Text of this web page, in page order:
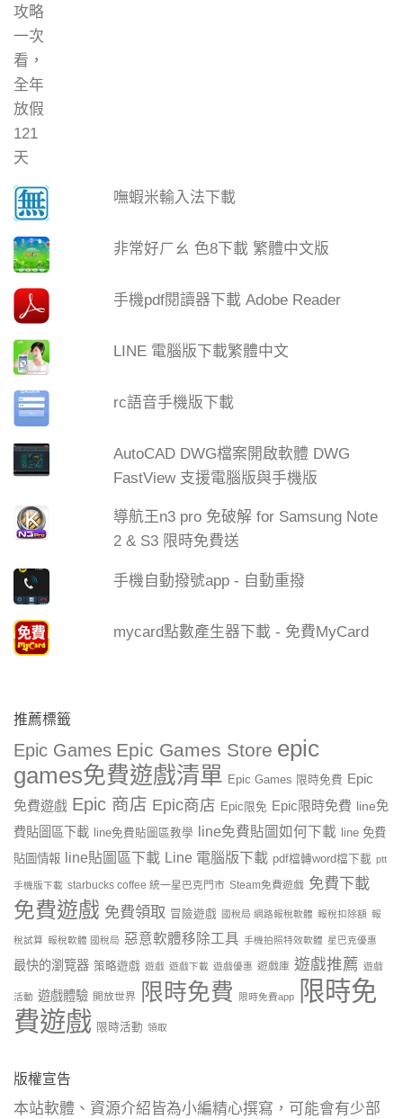
嘸蝦米輸入法下載
非常好ㄏㄠ 色8下載 繁體中文版
手機pdf閱讀器下載 Adobe Reader
LINE 電腦版下載繁體中文
rc語音手機版下載
AutoCAD DWG檔案開啟軟體 DWG
FastView 支援電腦版與手機版
導航王n3 pro 免破解 for Samsung Note
2 & S3 限時免費送
手機自動撥號app - 自動重撥
mycard點數產生器下載 - 免費MyCard
推薦標籤
Epic Games Epic Games Store epic
games免費遊戲清單 Epic Games 限時免費 Epic
免費遊戲 Epic 商店 Epic商店 Epic限免 Epic限時免費 line免
費貼圖區下載
line免費貼圖區教學 line免費貼圖如何下載
line 免費
貼圖情報 line貼圖區下載 Line 電腦版下載 pdf檔轉word檔下載 ptt
手機版下載 starbucks coffee 統一星巴克門市 Steam免費遊戲 免費下載
免費遊戲 免費領取 冒險遊戲 國稅局 網路報稅軟體 報稅扣除額 報
稅試算 報稅軟體 國稅局 惡意軟體移除工具 手機拍照特效軟體 星巴克優惠
最快的瀏覽器 策略遊戲 遊戲 遊戲下載 遊戲優惠 遊戲庫 遊戲推薦 遊戲
活動 遊戲體驗 開放世界 限時免費 限時免費app
限時免
費遊戲 限時活動 領取
版權宣告
本站軟體、資源介紹皆為小編精心撰寫，可能會有少部